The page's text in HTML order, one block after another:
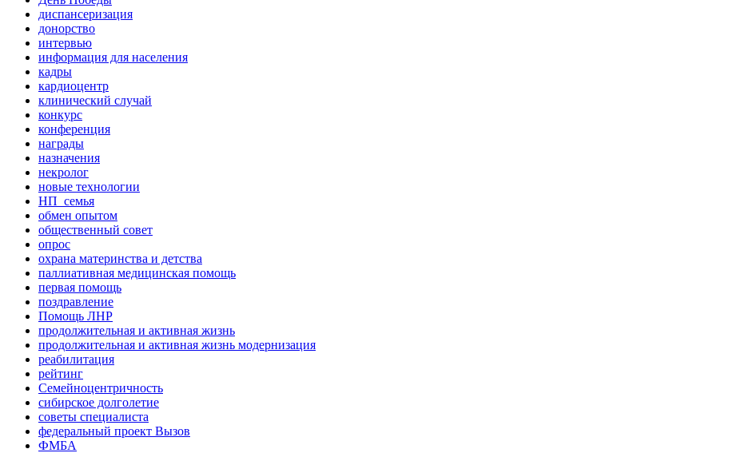
диспансеризация
донорство
интервью
информация для населения
кадры
кардиоцентр
клинический случай
конкурс
конференция
награды
назначения
некролог
новые технологии
НП_семья
обмен опытом
общественный совет
опрос
охрана материнства и детства
паллиативная медицинская помощь
первая помощь
поздравление
Помощь ЛНР
продолжительная и активная жизнь
продолжительная и активная жизнь модернизация
реабилитация
рейтинг
Семейноцентричность
сибирское долголетие
советы специалиста
федеральный проект Вызов
ФМБА